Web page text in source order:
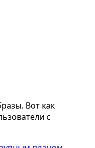
Вот как
с